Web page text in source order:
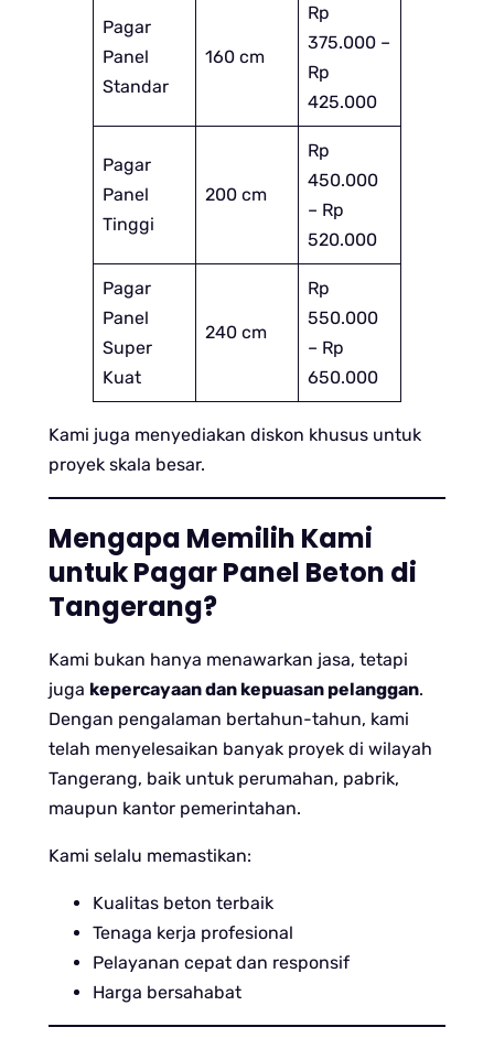
Pagar
Panel
Standar
160 cm
Rp
375.000 –
Rp
425.000
Pagar
Panel
Tinggi
200 cm
Rp
450.000
– Rp
520.000
Pagar
Panel
Super
Kuat
240 cm
Rp
550.000
– Rp
650.000
Kami juga menyediakan diskon khusus untuk
proyek skala besar.
Mengapa Memilih Kami
untuk Pagar Panel Beton di
Tangerang?
Kami bukan hanya menawarkan jasa, tetapi
juga kepercayaan dan kepuasan pelanggan.
Dengan pengalaman bertahun-tahun, kami
telah menyelesaikan banyak proyek di wilayah
Tangerang, baik untuk perumahan, pabrik,
maupun kantor pemerintahan.
Kami selalu memastikan:
Kualitas beton terbaik
Tenaga kerja profesional
Pelayanan cepat dan responsif
Harga bersahabat